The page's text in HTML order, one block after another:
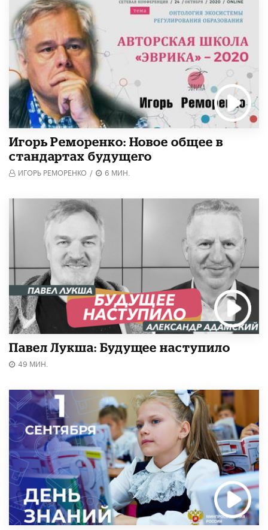
Игорь Реморенко: Новое общее в
стандартах будущего
ИГОРЬ РЕМОРЕНКО / 6 МИН.
Павел Лукша: Будущее наступило
49 МИН.